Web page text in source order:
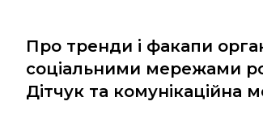
Про тренди і факапи
соціальними мережами
Дітчук та